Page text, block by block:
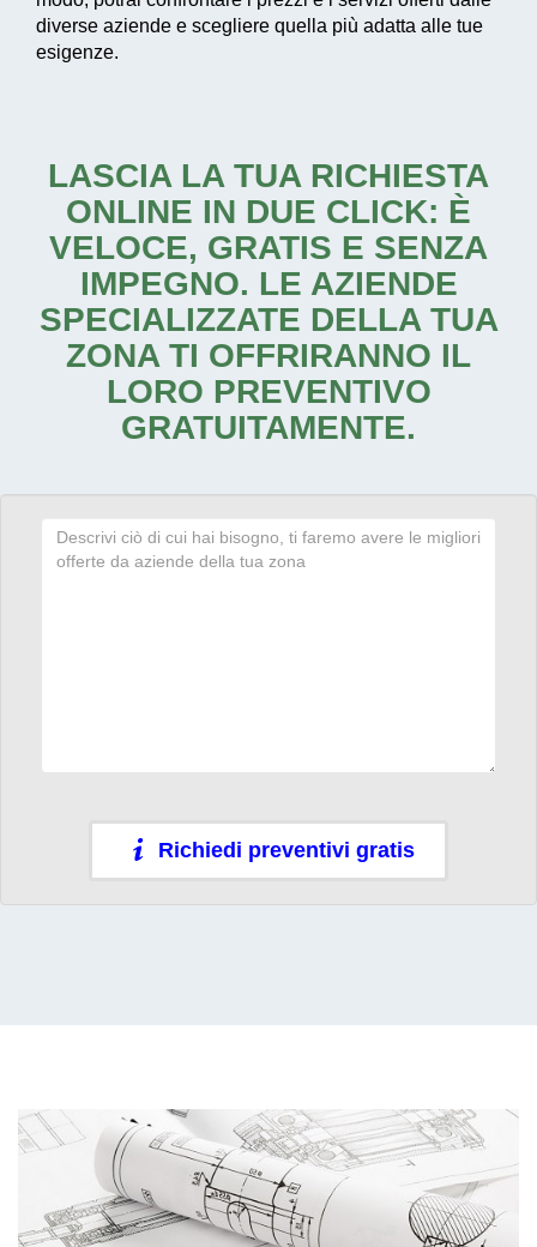
diverse aziende e scegliere quella più adatta alle tue
esigenze.
LASCIA LA TUA RICHIESTA
ONLINE IN DUE CLICK: È
VELOCE, GRATIS E SENZA
IMPEGNO. LE AZIENDE
SPECIALIZZATE DELLA TUA
ZONA TI OFFRIRANNO IL
LORO PREVENTIVO
GRATUITAMENTE.
Richiedi preventivi gratis